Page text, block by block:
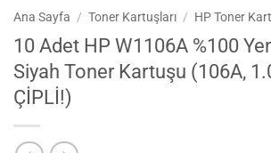
Ana Sayfa / Toner Kartuşları / HP Toner
10 Adet HP W1106A %100
Siyah Toner Kartuşu (106A,
ÇİPLİ!)